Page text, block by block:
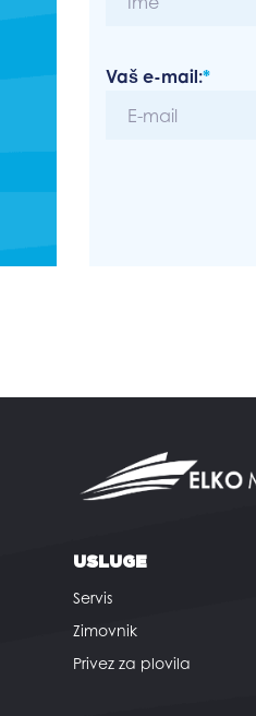
Vaš e-mail:*
USLUGE
Servis
Zimovnik
Privez za plovila